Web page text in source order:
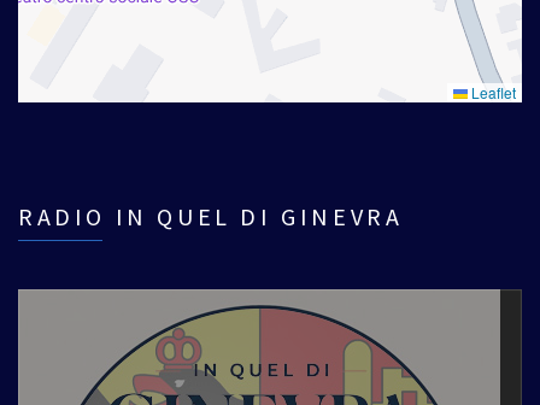
Leaflet
RADIO IN QUEL DI GINEVRA